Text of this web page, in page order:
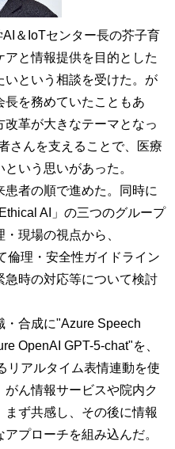
＆IoTセンター長の芥子育
と情報提供を目的とした
という相談を受けた。が
長を務めていたこともあ
改革が大きなテーマとなっ
さんを支えることで、医療
いう思いがあった。
者の順で進めた。同時に
AI」の三つのグループ
現場の視点から、
倫理・安全性ガイドライン
時の対応等について検討
合成に"Azure Speech
OpenAI GPT-5-chat"を、
リアルタイム表情連動を使
ん情報サービスや院内ク
まず共感し、その後に情報
プローチを組み込んだ。